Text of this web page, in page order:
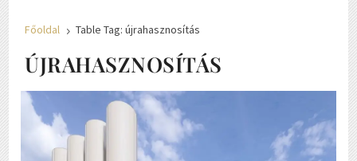
Főoldal 5 Table Tag: újrahasznosítás
ÚJRAHASZNOSÍTÁS